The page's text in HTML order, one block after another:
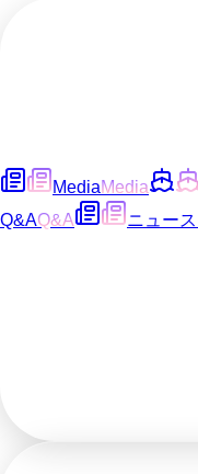
MediaMedia
Q&AQ&A ニュース